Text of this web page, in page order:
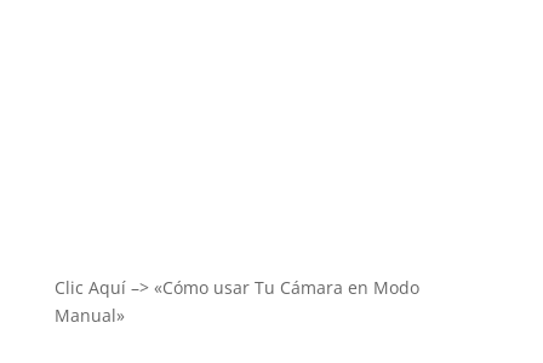
Clic Aquí –> «Cómo usar Tu Cámara en Modo
Manual»